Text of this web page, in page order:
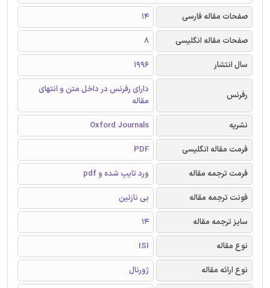
صفحات مقاله فارسی
14
صفحات مقاله انگلیسی
8
سال انتشار
1996
رفرنس
دارای رفرنس در داخل متن و انتهای
مقاله
نشریه
Oxford Journals
فرمت مقاله انگلیسی
PDF
فرمت ترجمه مقاله
ورد تایپ شده و pdf
فونت ترجمه مقاله
بی نازنین
سایز ترجمه مقاله
14
نوع مقاله
ISI
نوع ارائه مقاله
ژورنال